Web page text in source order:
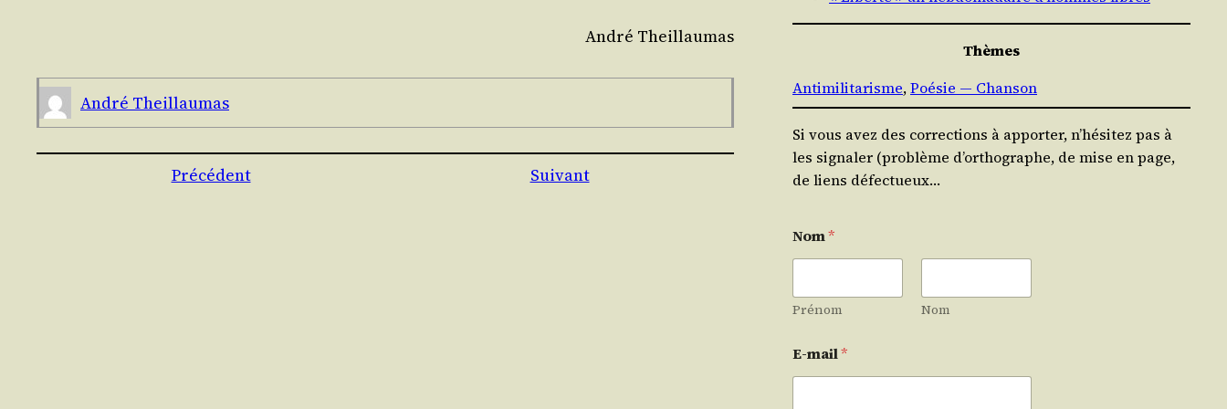
André Theillau­mas
André Theillau­mas
Précédent Suivant
Thèmes
Antimilitarisme, Poésie — Chanson
Si vous avez des corrections à apporter, n’hésitez pas à
les signaler (problème d’orthographe, de mise en page,
de liens défectueux…
Nom*
Prénom Nom
E-mail*